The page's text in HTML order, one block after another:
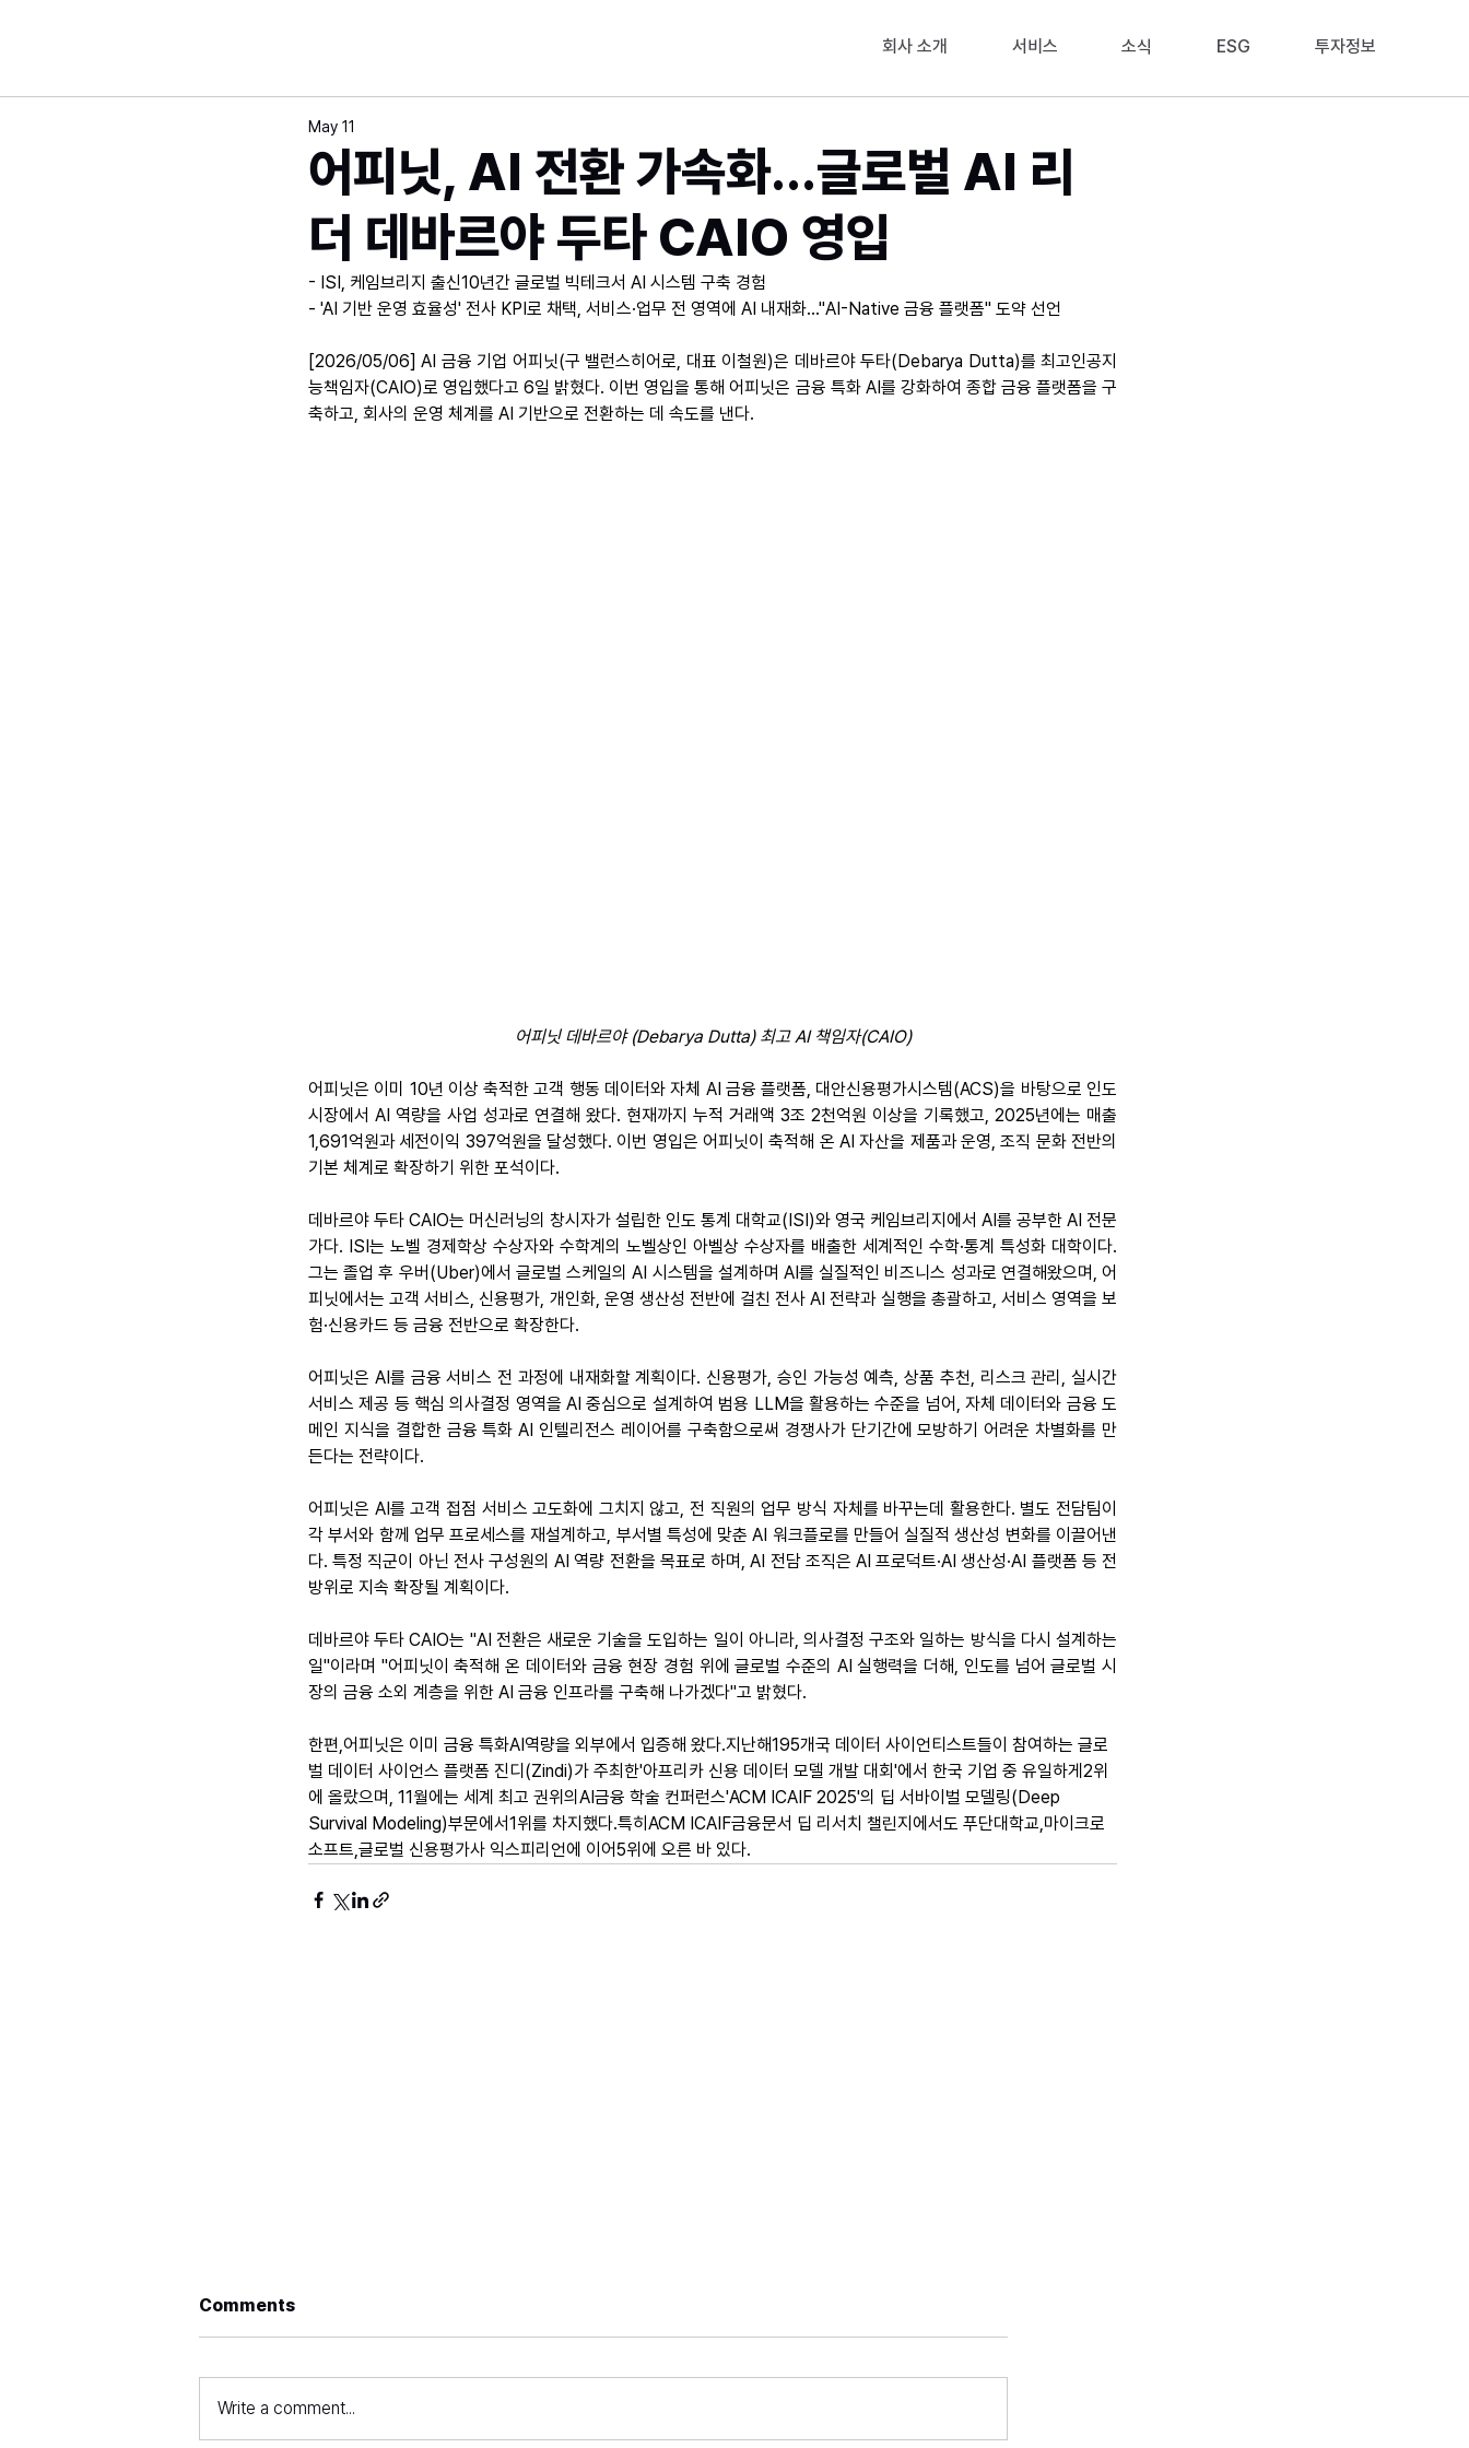
회사 소개 서비스 소식 ESG 투자정보
어피닛, AI 전환 가속화…글로벌 AI 리
더 데바르야 두타 CAIO 영입
May 11
- ISI, 케임브리지 출신10년간 글로벌 빅테크서 AI 시스템 구축 경험
- 'AI 기반 운영 효율성' 전사 KPI로 채택, 서비스·업무 전 영역에 AI 내재화…"AI-Native 금융 플랫폼" 도약 선언
[2026/05/06] AI 금융 기업 어피닛(구 밸런스히어로, 대표 이철원)은 데바르야 두타(Debarya Dutta)를 최고인공지
능책임자(CAIO)로 영입했다고 6일 밝혔다. 이번 영입을 통해 어피닛은 금융 특화 AI를 강화하여 종합 금융 플랫폼을 구
축하고, 회사의 운영 체계를 AI 기반으로 전환하는 데 속도를 낸다.
어피닛 데바르야 (Debarya Dutta) 최고 AI 책임자(CAIO)
어피닛은 이미 10년 이상 축적한 고객 행동 데이터와 자체 AI 금융 플랫폼, 대안신용평가시스템(ACS)을 바탕으로 인도
시장에서 AI 역량을 사업 성과로 연결해 왔다. 현재까지 누적 거래액 3조 2천억원 이상을 기록했고, 2025년에는 매출
1,691억원과 세전이익 397억원을 달성했다. 이번 영입은 어피닛이 축적해 온 AI 자산을 제품과 운영, 조직 문화 전반의
기본 체계로 확장하기 위한 포석이다.
데바르야 두타 CAIO는 머신러닝의 창시자가 설립한 인도 통계 대학교(ISI)와 영국 케임브리지에서 AI를 공부한 AI 전문
가다. ISI는 노벨 경제학상 수상자와 수학계의 노벨상인 아벨상 수상자를 배출한 세계적인 수학·통계 특성화 대학이다.
그는 졸업 후 우버(Uber)에서 글로벌 스케일의 AI 시스템을 설계하며 AI를 실질적인 비즈니스 성과로 연결해왔으며, 어
피닛에서는 고객 서비스, 신용평가, 개인화, 운영 생산성 전반에 걸친 전사 AI 전략과 실행을 총괄하고, 서비스 영역을 보
험·신용카드 등 금융 전반으로 확장한다.
어피닛은 AI를 금융 서비스 전 과정에 내재화할 계획이다. 신용평가, 승인 가능성 예측, 상품 추천, 리스크 관리, 실시간
서비스 제공 등 핵심 의사결정 영역을 AI 중심으로 설계하여 범용 LLM을 활용하는 수준을 넘어, 자체 데이터와 금융 도
메인 지식을 결합한 금융 특화 AI 인텔리전스 레이어를 구축함으로써 경쟁사가 단기간에 모방하기 어려운 차별화를 만
든다는 전략이다.
어피닛은 AI를 고객 접점 서비스 고도화에 그치지 않고, 전 직원의 업무 방식 자체를 바꾸는데 활용한다. 별도 전담팀이
각 부서와 함께 업무 프로세스를 재설계하고, 부서별 특성에 맞춘 AI 워크플로를 만들어 실질적 생산성 변화를 이끌어낸
다. 특정 직군이 아닌 전사 구성원의 AI 역량 전환을 목표로 하며, AI 전담 조직은 AI 프로덕트·AI 생산성·AI 플랫폼 등 전
방위로 지속 확장될 계획이다.
데바르야 두타 CAIO는 "AI 전환은 새로운 기술을 도입하는 일이 아니라, 의사결정 구조와 일하는 방식을 다시 설계하는
일"이라며 "어피닛이 축적해 온 데이터와 금융 현장 경험 위에 글로벌 수준의 AI 실행력을 더해, 인도를 넘어 글로벌 시
장의 금융 소외 계층을 위한 AI 금융 인프라를 구축해 나가겠다"고 밝혔다.
한편,어피닛은 이미 금융 특화AI역량을 외부에서 입증해 왔다.지난해195개국 데이터 사이언티스트들이 참여하는 글로
벌 데이터 사이언스 플랫폼 진디(Zindi)가 주최한'아프리카 신용 데이터 모델 개발 대회'에서 한국 기업 중 유일하게2위
에 올랐으며, 11월에는 세계 최고 권위의AI금융 학술 컨퍼런스'ACM ICAIF 2025'의 딥 서바이벌 모델링(Deep
Survival Modeling)부문에서1위를 차지했다.특히ACM ICAIF금융문서 딥 리서치 챌린지에서도 푸단대학교,마이크로
소프트,글로벌 신용평가사 익스피리언에 이어5위에 오른 바 있다.
Comments
Write a comment...